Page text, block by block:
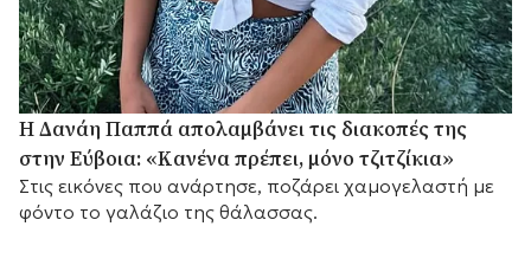
Η Δανάη Παππά απολαμβάνει τις διακοπές της
στην Εύβοια: «Κανένα πρέπει, μόνο τζιτζίκια»
Στις εικόνες που ανάρτησε, ποζάρει χαμογελαστή με
φόντο το γαλάζιο της θάλασσας.